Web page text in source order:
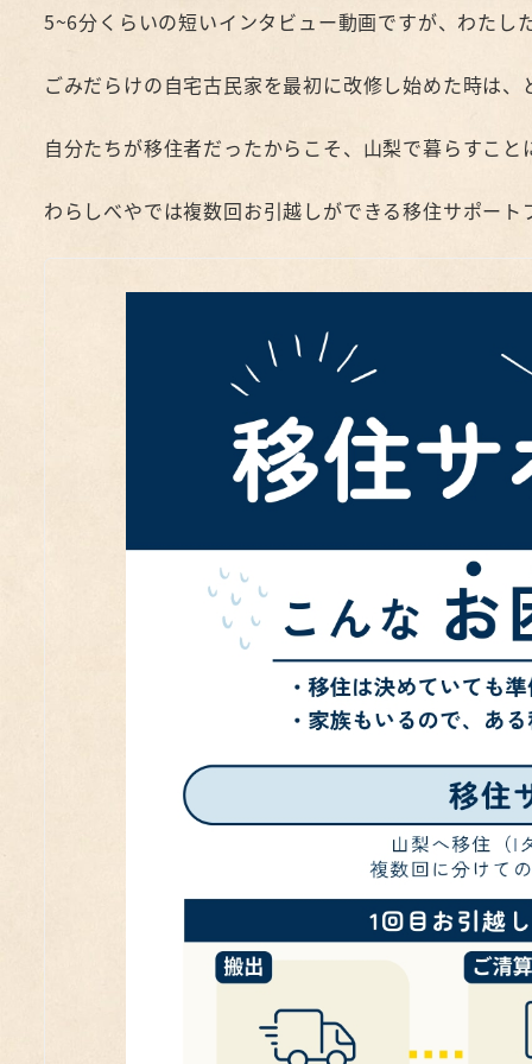
5~6分くらいの短いインタビュー動画ですが、わた
ごみだらけの自宅古民家を最初に改修し始めた時は
自分たちが移住者だったからこそ、山梨で暮らすこ
わらしべやでは複数回お引越しができる移住サポー